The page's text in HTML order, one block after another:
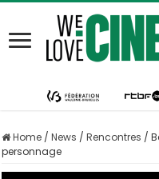
Home / News / Rencontres /
personnage